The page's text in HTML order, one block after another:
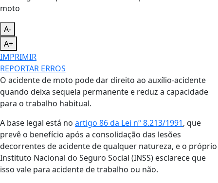
A-
A+
IMPRIMIR
REPORTAR ERROS
O acidente de moto pode dar direito ao auxílio-acidente
quando deixa sequela permanente e reduz a capacidade
para o trabalho habitual.
A base legal está no artigo 86 da Lei nº 8.213/1991, que
prevê o benefício após a consolidação das lesões
decorrentes de acidente de qualquer natureza, e o próprio
Instituto Nacional do Seguro Social (INSS) esclarece que
isso vale para acidente de trabalho ou não.